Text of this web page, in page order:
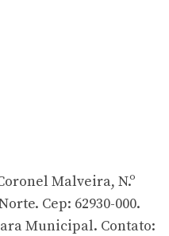
Malveira, N.º
Cep: 62930-000.
Municipal. Contato: